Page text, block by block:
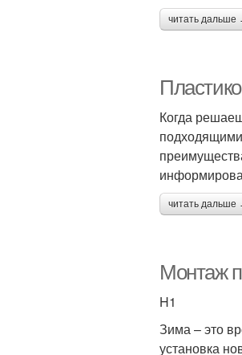
читать дальше
Когда
читать дальше
Монтаж
H1
Зима – это
установка